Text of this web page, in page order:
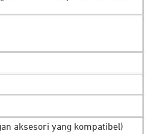
tahan gores tingkat tinggi
menjadikannya lebih aman
digunakan untuk aktivitas yang
beristirahat.
aksesori yang kompatibel)